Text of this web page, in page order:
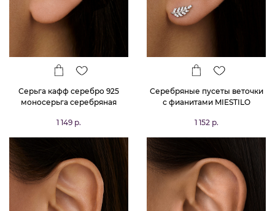
Серьга кафф серебро 925
моносерьга серебряная
1 149 р.
Серебряные пусеты веточки
с фианитами MIESTILO
1 152 р.